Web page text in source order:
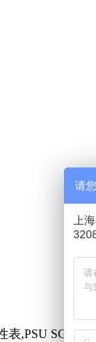
,PSU SGS报
请
上